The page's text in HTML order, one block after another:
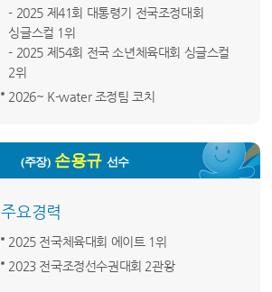
- 2025 제41회 대통령기 전국조정대회
싱글스컬 1위
- 2025 제54회 전국 소년체육대회 싱글스컬
2위
2026~ K-water 조정팀 코치
(주장)손용규 선수
주요경력
2025 전국체육대회 에이트 1위
2023 전국조정선수권대회 2관왕